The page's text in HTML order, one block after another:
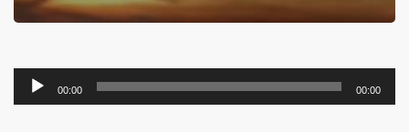
Lecteur
audio
00:00 00:00